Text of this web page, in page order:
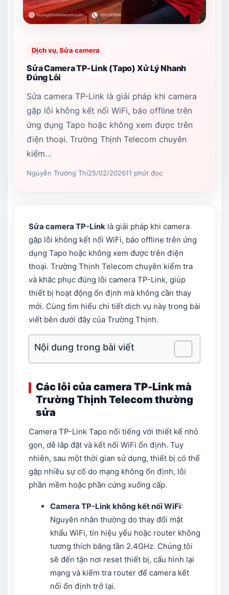
Dịch vụ, Sửa camera
Sửa Camera TP-Link (Tapo) Xử Lý Nhanh
Đúng Lỗi
Sửa camera TP-Link là giải pháp khi camera
gặp lỗi không kết nối WiFi, báo offline trên
ứng dụng Tapo hoặc không xem được trên
điện thoại. Trường Thịnh Telecom chuyên
kiểm…
Nguyễn Trường Thi25/02/202611 phút đọc
Sửa camera TP-Link là giải pháp khi camera
gặp lỗi không kết nối WiFi, báo offline trên ứng
dụng Tapo hoặc không xem được trên điện
thoại. Trường Thịnh Telecom chuyên kiểm tra
và khắc phục đúng lỗi camera TP-Link, giúp
thiết bị hoạt động ổn định mà không cần thay
mới. Cùng tìm hiểu chi tiết dịch vụ này trong bài
viết bên dưới đây của Trường Thịnh.
Nội dung trong bài viết
Các lỗi của camera TP-Link mà
Trường Thịnh Telecom thường
sửa
Camera TP-Link Tapo nổi tiếng với thiết kế nhỏ
gọn, dễ lắp đặt và kết nối WiFi ổn định. Tuy
nhiên, sau một thời gian sử dụng, thiết bị có thể
gặp nhiều sự cố do mạng không ổn định, lỗi
phần mềm hoặc phần cứng xuống cấp.
Camera TP-Link không kết nối WiFi:
Nguyên nhân thường do thay đổi mật
khẩu WiFi, tín hiệu yếu hoặc router không
tương thích băng tần 2.4GHz. Chúng tôi
sẽ đến tận nơi reset thiết bị, cấu hình lại
mạng và kiểm tra router để camera kết
nối ổn định trở lại.